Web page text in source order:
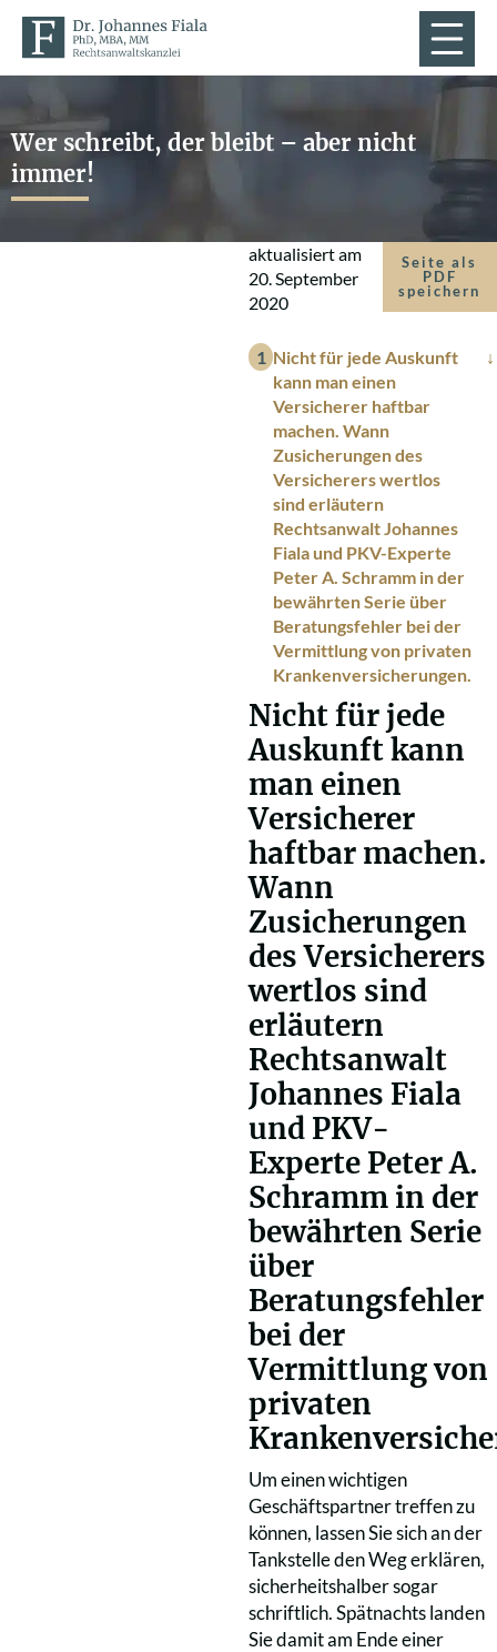
Wer schreibt, der bleibt – aber nicht
immer!
aktualisiert am
20. September
2020
Seite als
PDF
speichern
Nicht für jede Auskunft
kann man einen
Versicherer haftbar
machen. Wann
Zusicherungen des
Versicherers wertlos
sind erläutern
Rechtsanwalt Johannes
Fiala und PKV-Experte
Peter A. Schramm in der
bewährten Serie über
Beratungsfehler bei der
Vermittlung von privaten
Krankenversicherungen.
Nicht für jede
Auskunft kann
man einen
Versicherer
haftbar machen.
Wann
Zusicherungen
des Versicherers
wertlos sind
erläutern
Rechtsanwalt
Johannes Fiala
und PKV-
Experte Peter A.
Schramm in der
bewährten Serie
über
Beratungsfehler
bei der
Vermittlung von
privaten
Um einen wichtigen
Geschäftspartner treffen zu
können, lassen Sie sich an der
Tankstelle den Weg erklären,
sicherheitshalber sogar
schriftlich. Spätnachts landen
Sie damit am Ende einer